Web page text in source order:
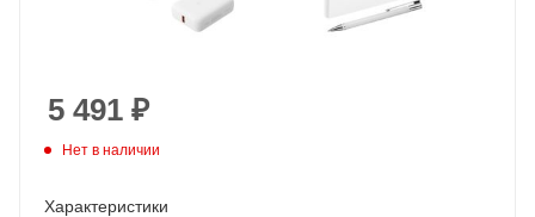
5 491 ₽
Нет в наличии
Характеристики